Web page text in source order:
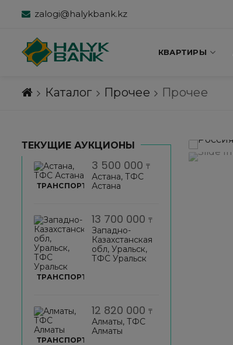
zalogi@halykbank.kz
КВАРТИРЫ
Каталог Прочее Прочее
ТЕКУЩИЕ АУКЦИОНЫ
ТРАНСПОРТ
3 500 000 ₸
Астана, ТФС
Астана
ТРАНСПОРТ
13 700 000 ₸
Западно-
Казахстанская
обл, Уральск,
ТФС Уральск
ТРАНСПОРТ
12 820 000 ₸
Алматы, ТФС
Алматы